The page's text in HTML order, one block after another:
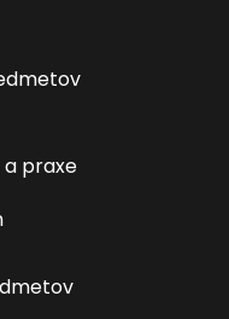
praxe